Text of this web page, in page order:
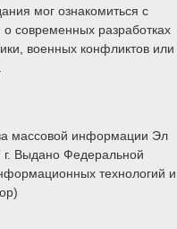
мог ознакомиться с
современных разработках
военных конфликтов или
массовой информации Эл
Выдано Федеральной
технологий и